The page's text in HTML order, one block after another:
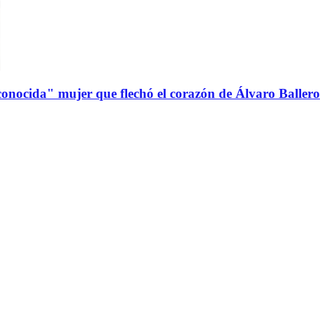
mujer que flechó el corazón de Álvaro Ballero